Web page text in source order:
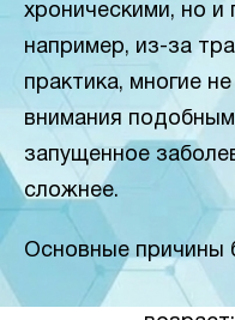
хроническими, но и
например, из-за
практика, многие
внимания
запущенное
сложнее.
Основные причины